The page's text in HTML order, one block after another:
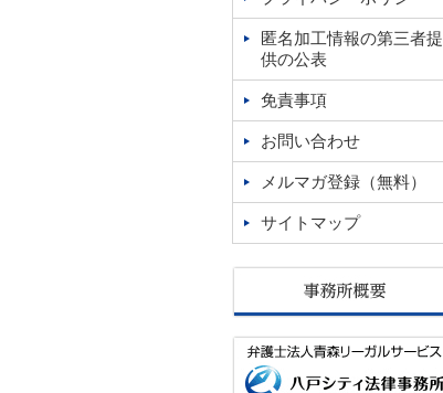
匿名加工情報の第三者提
供の公表
免責事項
お問い合わせ
メルマガ登録（無料）
サイトマップ